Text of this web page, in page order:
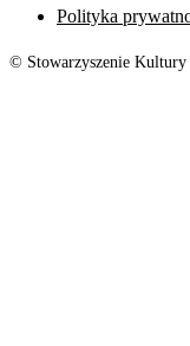
Polityka
© Stowarzyszenie